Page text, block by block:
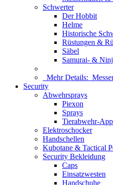
Schwerter
Der Hobbit
Helme
Historische
Rüstungen &
Säbel
Samurai- &
Mehr Details:
Security
Abwehrsprays
Piexon
Sprays
Tierabwehr-
Elektroschocker
Handschellen
Kubotane & Tactical
Security Bekleidung
Caps
Einsatzwesten
Handschuhe